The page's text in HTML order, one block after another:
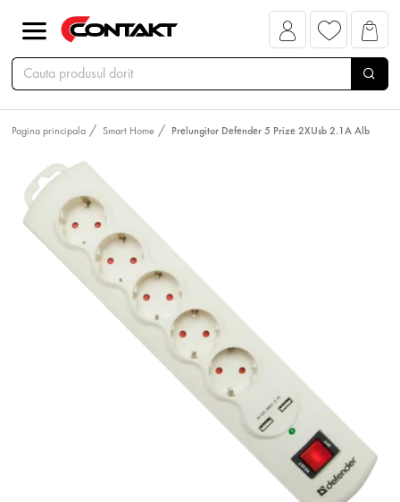
Pagina principala Smart Home Prelungitor Defender 5 Prize 2XUsb 2.1A Alb